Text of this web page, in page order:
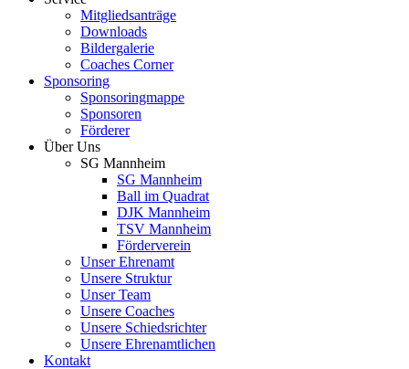
Mitgliedsanträge
Downloads
Bildergalerie
Coaches Corner
Sponsoring
Sponsoringmappe
Sponsoren
Förderer
Über Uns
SG Mannheim
SG Mannheim
Ball im Quadrat
DJK Mannheim
TSV Mannheim
Förderverein
Unser Ehrenamt
Unsere Struktur
Unser Team
Unsere Coaches
Unsere Schiedsrichter
Unsere Ehrenamtlichen
Kontakt